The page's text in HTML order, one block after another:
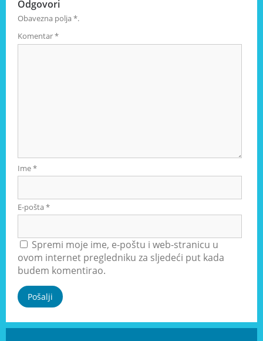
Odgovori
Obavezna polja*.
Komentar*
Ime*
E-pošta*
Spremi moje ime, e-poštu i web-stranicu u
ovom internet pregledniku za sljedeći put kada
budem komentirao.